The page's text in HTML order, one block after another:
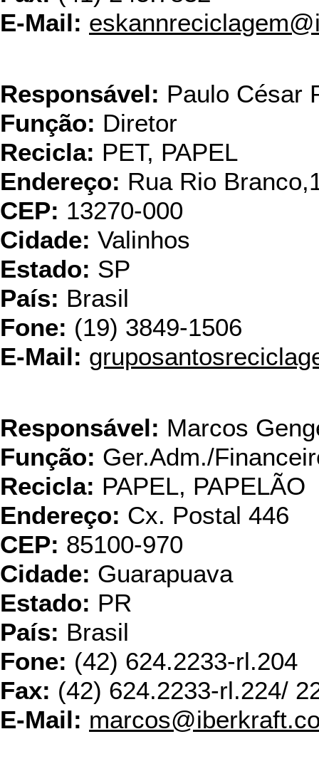
E-Mail:
Responsável: Paulo César
Função: Diretor
Recicla: PET, PAPEL
Endereço: Rua Rio
CEP: 13270-000
Cidade: Valinhos
Estado: SP
País: Brasil
Fone: (19) 3849-1506
E-Mail:
Responsável: Marcos
Função: Ger.Adm./
Recicla: PAPEL, PAPELÃO
Endereço: Cx. Postal 446
CEP: 85100-970
Cidade: Guarapuava
Estado: PR
País: Brasil
Fone: (42) 624.2233-rl.204
Fax: (42) 624.2233-rl.224/
E-Mail: